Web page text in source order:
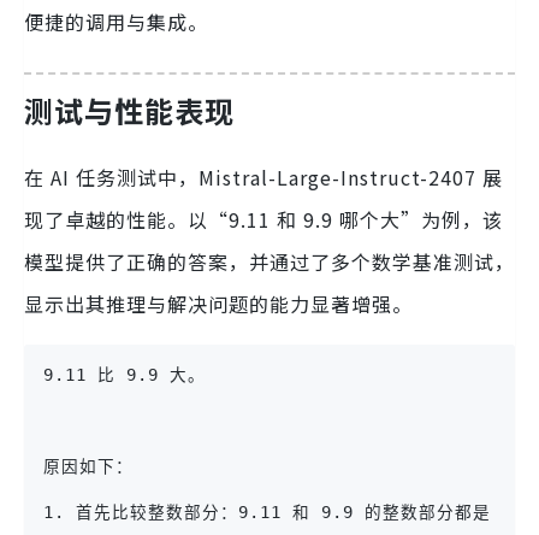
便捷的调用与集成。
测试与性能表现
在 AI 任务测试中，Mistral-Large-Instruct-2407 展
现了卓越的性能。以“9.11 和 9.9 哪个大”为例，该
模型提供了正确的答案，并通过了多个数学基准测试，
显示出其推理与解决问题的能力显著增强。
9.11 比 9.9 大。
原因如下：
1. 首先比较整数部分：9.11 和 9.9 的整数部分都是 9，